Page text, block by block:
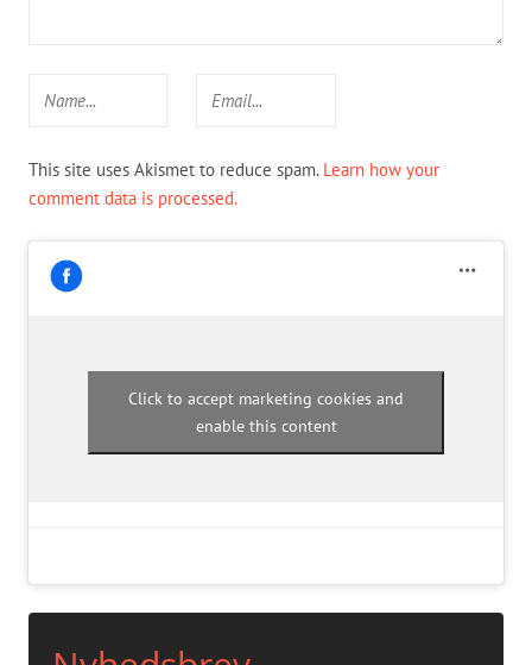
This site uses Akismet to reduce spam. Learn how your
comment data is processed.
Click to accept marketing cookies and
enable this content